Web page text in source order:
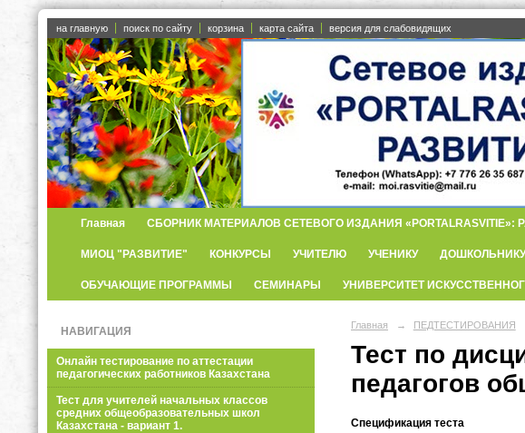
на главную поиск по сайту корзина карта сайта версия для слабовидящих
Главная СБОРНИК МАТЕРИАЛОВ СЕТЕВОГО ИЗДАНИЯ «PORTALRASVITIE»:
МИОЦ "РАЗВИТИЕ" КОНКУРСЫ УЧИТЕЛЮ УЧЕНИКУ ДОШКОЛЬНИКУ
ОБУЧАЮЩИЕ ПРОГРАММЫ СЕМИНАРЫ УНИВЕРСИТЕТ
НАВИГАЦИЯ
Онлайн тестирование по аттестации
педагогических работников Казахстана
Тест для учителей начальных классов
средних общеобразовательных школ
Казахстана - вариант 1.
Главная → ПЕДТЕСТИРОВАНИЯ
Тест по
педагогов
Спецификация теста